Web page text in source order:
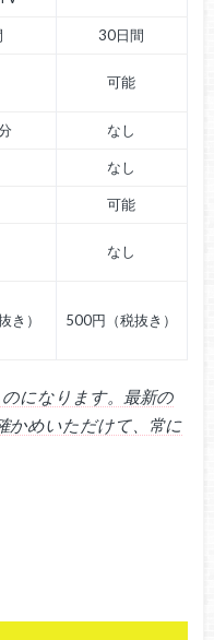
30日間
可能
なし
なし
可能
なし
き） 500円（税抜き）
になります。最新の
かめいただけて、常に